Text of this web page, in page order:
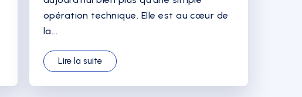
opération technique. Elle est au cœur de
la...
Lire la suite